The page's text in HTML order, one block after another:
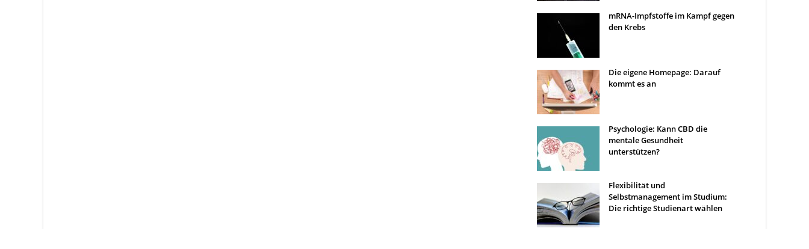
mRNA-Impfstoffe im Kampf gegen
den Krebs
Die eigene Homepage: Darauf
kommt es an
Psychologie: Kann CBD die
mentale Gesundheit
unterstützen?
Flexibilität und
Selbstmanagement im Studium:
Die richtige Studienart wählen